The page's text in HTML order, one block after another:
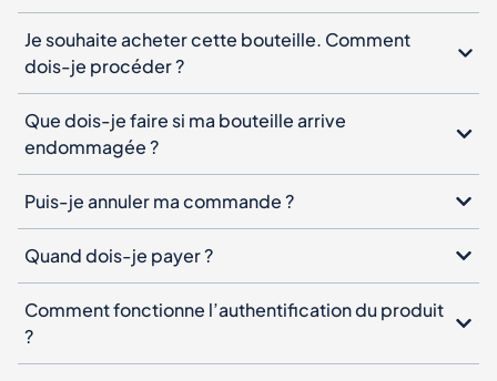
Je souhaite acheter cette bouteille. Comment
dois-je procéder ?
Que dois-je faire si ma bouteille arrive
endommagée ?
Puis-je annuler ma commande ?
Quand dois-je payer ?
Comment fonctionne l’authentification du produit
?